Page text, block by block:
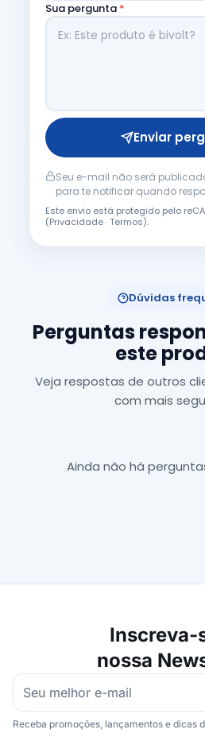
Sua pergunta *
Enviar
Seu e-mail não será
para te notificar quando
Este envio está protegido pelo
(Privacidade·Termos).
Dúvidas
Perguntas
este
Veja respostas de outros
com mais
Ainda não há
Inscreva-
nossa
Receba promoções, lançamentos e dicas